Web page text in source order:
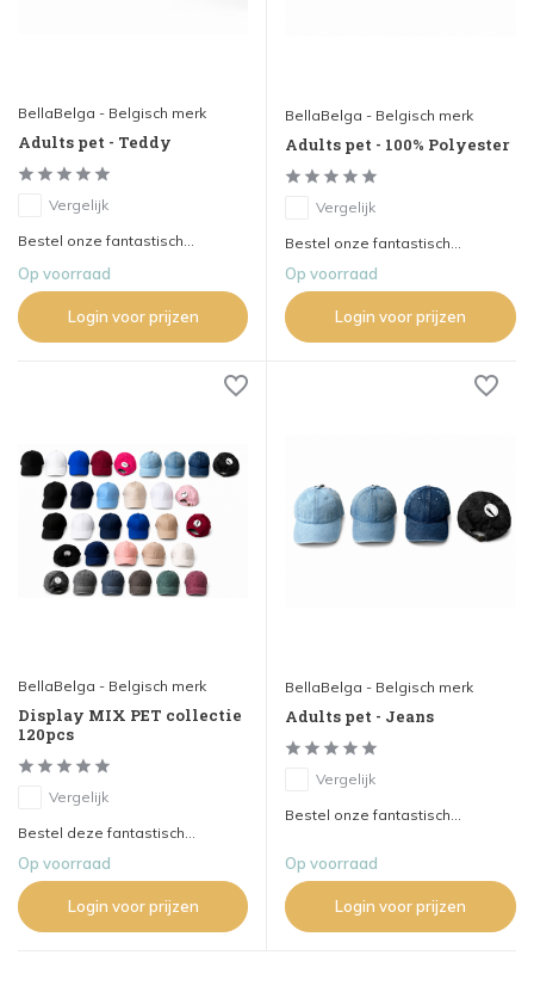
BellaBelga - Belgisch merk
Adults pet - Teddy
Vergelijk
Bestel onze fantastisch...
Op voorraad
Login voor prijzen
BellaBelga - Belgisch merk
Adults pet - 100% Polyester
Vergelijk
Bestel onze fantastisch...
Op voorraad
Login voor prijzen
BellaBelga - Belgisch merk
Display MIX PET collectie
120pcs
Vergelijk
Bestel deze fantastisch...
Op voorraad
Login voor prijzen
BellaBelga - Belgisch merk
Adults pet - Jeans
Vergelijk
Bestel onze fantastisch...
Op voorraad
Login voor prijzen